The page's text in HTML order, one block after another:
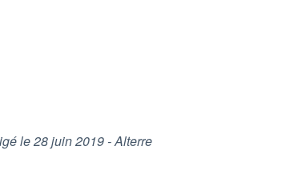
le 28 juin 2019 - Alterre